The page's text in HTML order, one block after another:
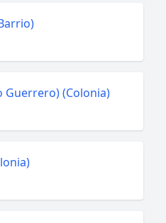
Guerrero) (Colonia)